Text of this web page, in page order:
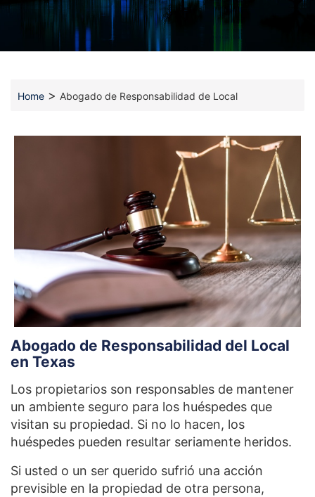
Home > Abogado de Responsabilidad de Local
Abogado de Responsabilidad del Local
en Texas
Los propietarios son responsables de mantener
un ambiente seguro para los huéspedes que
visitan su propiedad. Si no lo hacen, los
huéspedes pueden resultar seriamente heridos.
Si usted o un ser querido sufrió una acción
previsible en la propiedad de otra persona,